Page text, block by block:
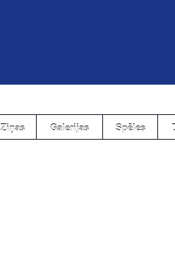
Ziņas Galerijas Spēles